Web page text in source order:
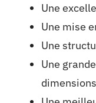
Une
Une mise
Une
Une
dimensions